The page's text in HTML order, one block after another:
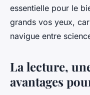
Chloé•7 janvier 2024•
essentielle pour le
grands vos yeux,
navigue entre
La lecture,
avantages